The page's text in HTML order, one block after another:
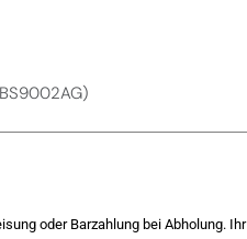
oder Barzahlung bei Abholung. Ihr